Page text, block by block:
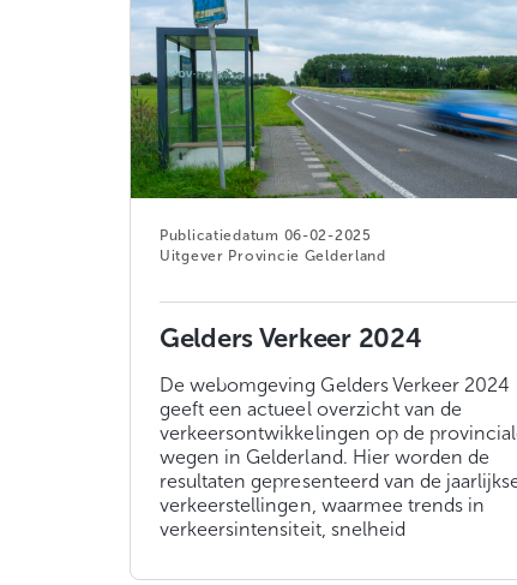
06-02-2025
Provincie Gelderland
Gelders Verkeer 2024
De webomgeving Gelders Verkeer 2024
geeft een actueel overzicht van de
verkeersontwikkelingen op de
wegen in Gelderland. Hier worden de
resultaten gepresenteerd van de
verkeerstellingen, waarmee trends in
verkeersintensiteit, snelheid